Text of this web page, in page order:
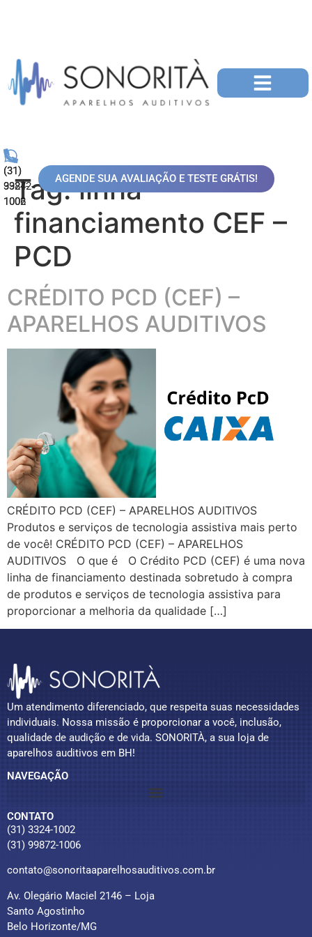
(31)
99872-
1006
(31)
3324-
1002
AGENDE SUA AVALIAÇÃO E TESTE GRÁTIS!
Tag:linha
financiamento CEF –
PCD
CRÉDITO PCD (CEF) –
APARELHOS AUDITIVOS
CRÉDITO PCD (CEF) – APARELHOS AUDITIVOS
Produtos e serviços de tecnologia assistiva mais perto
de você! CRÉDITO PCD (CEF) – APARELHOS
AUDITIVOS O que é O Crédito PCD (CEF) é uma nova
linha de financiamento destinada sobretudo à compra
de produtos e serviços de tecnologia assistiva para
proporcionar a melhoria da qualidade […]
Um atendimento diferenciado, que respeita suas necessidades
individuais. Nossa missão é proporcionar a você, inclusão,
qualidade de audição e de vida. SONORITÀ, a sua loja de
aparelhos auditivos em BH!
NAVEGAÇÃO
CONTATO
(31) 3324-1002
(31) 99872-1006
contato@sonoritaaparelhosauditivos.com.br
Av. Olegário Maciel 2146 – Loja
Santo Agostinho
Belo Horizonte/MG